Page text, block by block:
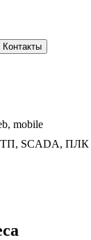
Контакты
mobile
SCADA, ПЛК